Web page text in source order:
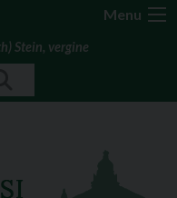
Menu
Stein, vergine